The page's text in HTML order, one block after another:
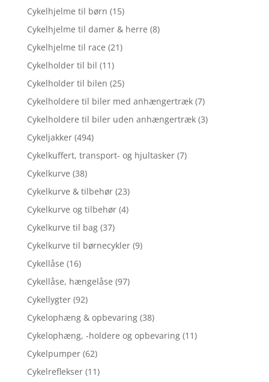
Cykelhjelme til børn (15)
Cykelhjelme til damer & herre (8)
Cykelhjelme til race (21)
Cykelholder til bil (11)
Cykelholder til bilen (25)
Cykelholdere til biler med anhængertræk (7)
Cykelholdere til biler uden anhængertræk (3)
Cykeljakker (494)
Cykelkuffert, transport- og hjultasker (7)
Cykelkurve (38)
Cykelkurve & tilbehør (23)
Cykelkurve og tilbehør (4)
Cykelkurve til bag (37)
Cykelkurve til børnecykler (9)
Cykellåse (16)
Cykellåse, hængelåse (97)
Cykellygter (92)
Cykelophæng & opbevaring (38)
Cykelophæng, -holdere og opbevaring (11)
Cykelpumper (62)
Cykelreflekser (11)